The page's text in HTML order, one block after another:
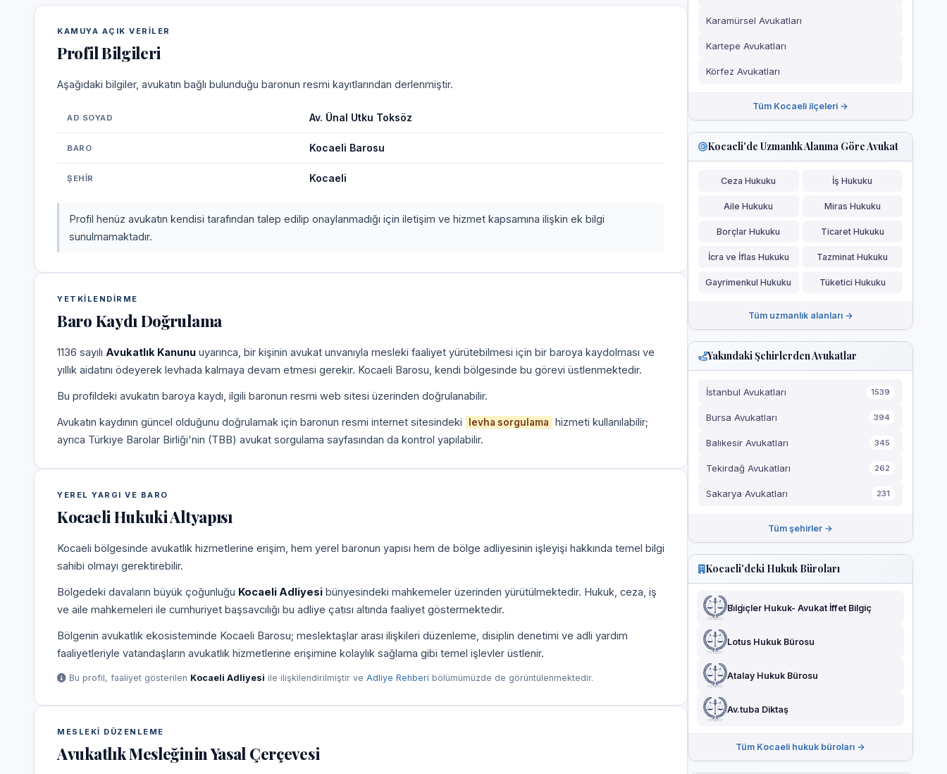
KAMUYA AÇIK VERILER
Profil Bilgileri
Aşağıdaki bilgiler, avukatın bağlı bulunduğu baronun resmi kayıtlarından derlenmiştir.
AD SOYAD Av. Ünal Utku Toksöz
BARO Kocaeli Barosu
ŞEHIR Kocaeli
Profil henüz avukatın kendisi tarafından talep edilip onaylanmadığı için iletişim ve hizmet kapsamına ilişkin ek bilgi
sunulmamaktadır.
YETKILENDIRME
Baro Kaydı Doğrulama
1136 sayılı Avukatlık Kanunu uyarınca, bir kişinin avukat unvanıyla mesleki faaliyet yürütebilmesi için bir baroya kaydolması ve
yıllık aidatını ödeyerek levhada kalmaya devam etmesi gerekir. Kocaeli Barosu, kendi bölgesinde bu görevi üstlenmektedir.
Bu profildeki avukatın baroya kaydı, ilgili baronun resmi web sitesi üzerinden doğrulanabilir.
Avukatın kaydının güncel olduğunu doğrulamak için baronun resmi internet sitesindeki levha sorgulama
hizmeti kullanılabilir;
ayrıca Türkiye Barolar Birliği'nin (TBB) avukat sorgulama sayfasından da kontrol yapılabilir.
YEREL YARGI VE BARO
Kocaeli Hukuki Altyapısı
Kocaeli bölgesinde avukatlık hizmetlerine erişim, hem yerel baronun yapısı hem de bölge adliyesinin işleyişi hakkında temel bilgi
sahibi olmayı gerektirebilir.
Bölgedeki davaların büyük çoğunluğu Kocaeli Adliyesi bünyesindeki mahkemeler üzerinden yürütülmektedir. Hukuk, ceza, iş
ve aile mahkemeleri ile cumhuriyet başsavcılığı bu adliye çatısı altında faaliyet göstermektedir.
Bölgenin avukatlık ekosisteminde Kocaeli Barosu; meslektaşlar arası ilişkileri düzenleme, disiplin denetimi ve adli yardım
faaliyetleriyle vatandaşların avukatlık hizmetlerine erişimine kolaylık sağlama gibi temel işlevler üstlenir.
Bu profil, faaliyet gösterilen Kocaeli Adliyesi ile ilişkilendirilmiştir ve Adliye Rehberi bölümümüzde de görüntülenmektedir.
MESLEKI DÜZENLEME
Avukatlık Mesleğinin Yasal Çerçevesi
Karamürsel Avukatları
Kartepe Avukatları
Körfez Avukatları
Tüm Kocaeli ilçeleri →
Kocaeli'de Uzmanlık Alanına Göre Avukat
Ceza Hukuku İş Hukuku
Aile Hukuku Miras Hukuku
Borçlar Hukuku Ticaret Hukuku
İcra ve İflas Hukuku Tazminat Hukuku
Gayrimenkul Hukuku Tüketici Hukuku
Tüm uzmanlık alanları →
Yakındaki Şehirlerden Avukatlar
İstanbul Avukatları 1539
Bursa Avukatları 394
Balıkesir Avukatları 345
Tekirdağ Avukatları 262
Sakarya Avukatları 231
Tüm şehirler →
Kocaeli'deki Hukuk Büroları
Bi̇lgi̇çler Hukuk- Avukat İffet Bilgiç
Lotus Hukuk Bürosu
Atalay Hukuk Bürosu
Av.tuba Diktaş
Tüm Kocaeli hukuk büroları →